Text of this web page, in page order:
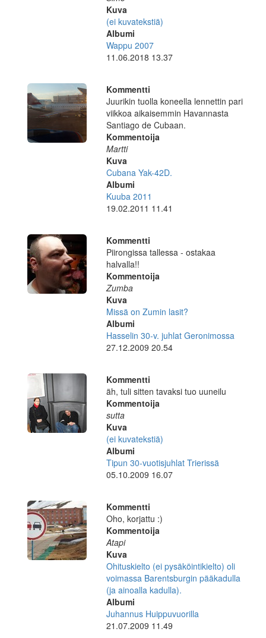
Kuva
(ei kuvatekstiä)
Albumi
Wappu 2007
11.06.2018 13.37
Kommentti
Juurikin tuolla koneella lennettin pari
viikkoa aikaisemmin Havannasta
Santiago de Cubaan.
Kommentoija
Martti
Kuva
Cubana Yak-42D.
Albumi
Kuuba 2011
19.02.2011 11.41
Kommentti
Piirongissa tallessa - ostakaa
halvalla!!
Kommentoija
Zumba
Kuva
Missä on Zumin lasit?
Albumi
Hasselin 30-v. juhlat Geronimossa
27.12.2009 20.54
Kommentti
äh, tuli sitten tavaksi tuo uuneilu
Kommentoija
sutta
Kuva
(ei kuvatekstiä)
Albumi
Tipun 30-vuotisjuhlat Trierissä
05.10.2009 16.07
Kommentti
Oho, korjattu :)
Kommentoija
Atapi
Kuva
Ohituskielto (ei pysäköintikielto) oli
voimassa Barentsburgin pääkadulla
(ja ainoalla kadulla).
Albumi
Juhannus Huippuvuorilla
21.07.2009 11.49